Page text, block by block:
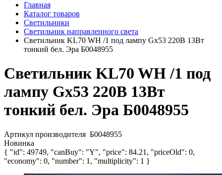
Главная
Каталог товаров
Светильники
Светильник направленного света
Светильник KL70 WH /1 под лампу Gx53 220В 13Вт
тонкий бел. Эра Б0048955
Светильник KL70 WH /1 под
лампу Gx53 220В 13Вт
тонкий бел. Эра Б0048955
Артикул производителя Б0048955
Новинка
{ "id": 49749, "canBuy": "Y", "price": 84.21, "priceOld": 0,
"economy": 0, "number": 1, "multiplicity": 1 }